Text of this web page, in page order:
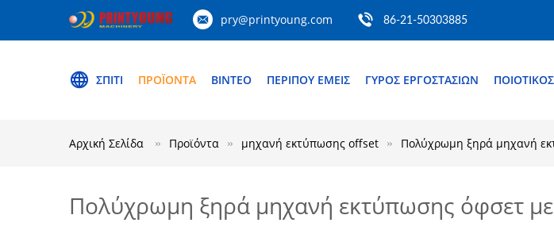
pry@printyoung.com 86-21-50303885
ΣΠΊΤΙ ΠΡΟΪΌΝΤΑ ΒΊΝΤΕΟ ΠΕΡΊΠΟΥ ΕΜΕΊΣ ΓΎΡΟΣ ΕΡΓΟΣΤΑΣΊΩΝ
Αρχική Σελίδα Προϊόντα μηχανή εκτύπωσης offset Πολύχρωμη ξηρά μηχανή
Πολύχρωμη ξηρά μηχανή εκτύπωσης όφσετ